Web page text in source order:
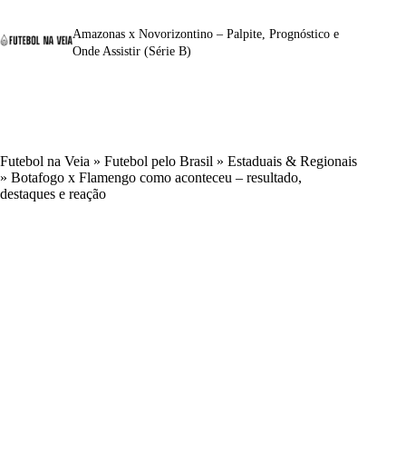
Amazonas x Novorizontino – Palpite, Prognóstico e
Onde Assistir (Série B)
Futebol na Veia » Futebol pelo Brasil » Estaduais & Regionais
» Botafogo x Flamengo como aconteceu – resultado,
destaques e reação